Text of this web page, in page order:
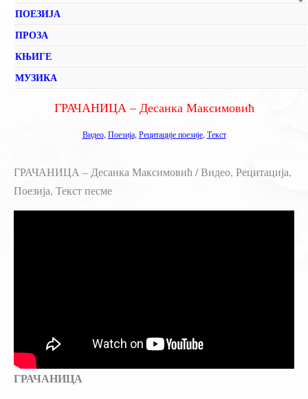
ПОЕЗИЈА
ПРОЗА
КЊИГЕ
МУЗИКА
ГРАЧАНИЦА – Десанка Максимовић
Видео, Поезија, Рецитације поезије, Текст
ГРАЧАНИЦА – Десанка Максимовић / Видео, Рецитација,
Поезија, Текст песме
ГРАЧАНИЦА